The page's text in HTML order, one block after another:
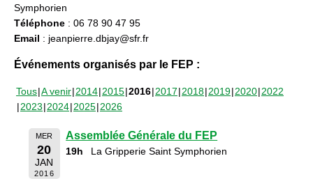
Symphorien
Téléphone : 06 78 90 47 95
Email : jeanpierre.dbjay@sfr.fr
Événements organisés par le FEP :
Tous A venir 2014 2015 2016 2017 2018 2019 2020 2022
2023 2024 2025 2026
MER
20
JAN
2016
Assemblée Générale du FEP
19h La Gripperie Saint Symphorien